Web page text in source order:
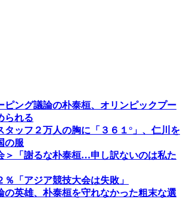
ピング議論の朴泰桓、オリンピックプー
られる
タッフ２万人の胸に「３６１°」、仁川を
の服
＞「謝るな朴泰桓…申し訳ないのは私た
％「アジア競技大会は失敗」
の英雄、朴泰桓を守れなかった粗末な選